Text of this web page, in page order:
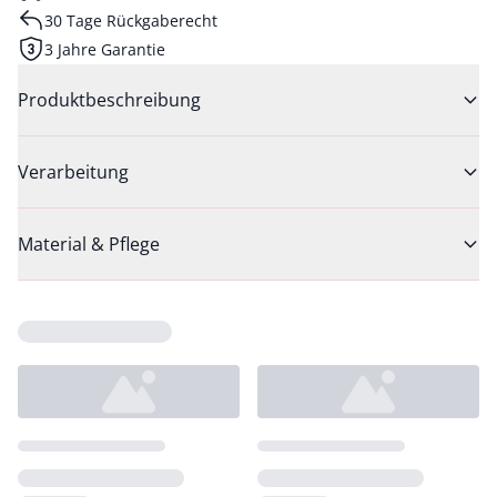
30 Tage Rückgaberecht
3 Jahre Garantie
Produktbeschreibung
Verarbeitung
Material & Pflege